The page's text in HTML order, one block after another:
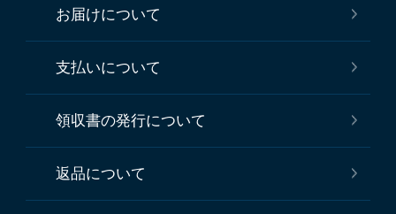
お届けについて
支払いについて
領収書の発行について
返品について